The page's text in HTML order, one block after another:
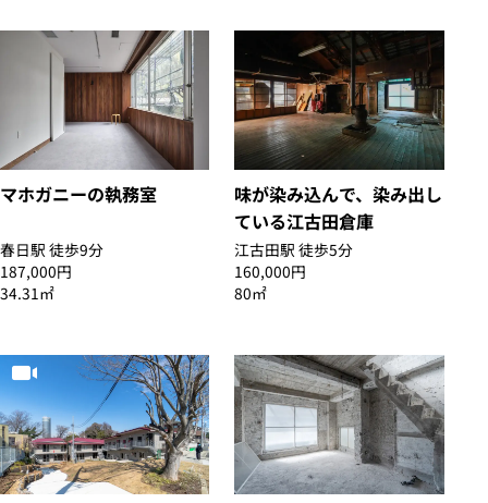
マホガニーの執務室
春日駅 徒歩9分
187,000円
34.31㎡
味が染み込んで、染み出し
ている江古田倉庫
江古田駅 徒歩5分
160,000円
80㎡